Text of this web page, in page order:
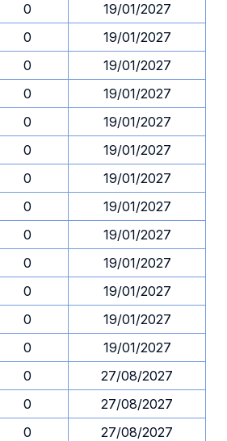
0
19/01/2027
0
19/01/2027
0
19/01/2027
0
19/01/2027
0
19/01/2027
0
19/01/2027
0
19/01/2027
0
19/01/2027
0
19/01/2027
0
19/01/2027
0
19/01/2027
0
19/01/2027
0
19/01/2027
0
27/08/2027
0
27/08/2027
0
27/08/2027